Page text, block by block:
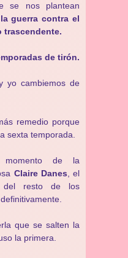
se nos plantean
guerra contra el
trascendente.
de tirón.
yo cambiemos de
remedio porque
sexta temporada.
momento de la
Claire Danes , el
resto de los
que se salten la
la primera.